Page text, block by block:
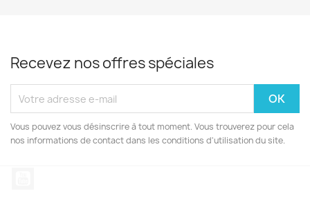
Recevez nos offres spéciales
Vous pouvez vous désinscrire à tout moment. Vous trouverez pour cela
nos informations de contact dans les conditions d'utilisation du site.